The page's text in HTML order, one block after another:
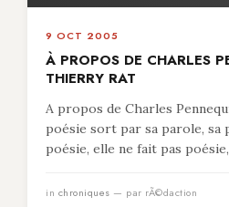
9 OCT 2005
À PROPOS DE CHARLES
THIERRY RAT
A propos de Charles
poésie sort par sa parole, sa
poésie, elle ne fait pas
in chroniques — par rÃ©daction